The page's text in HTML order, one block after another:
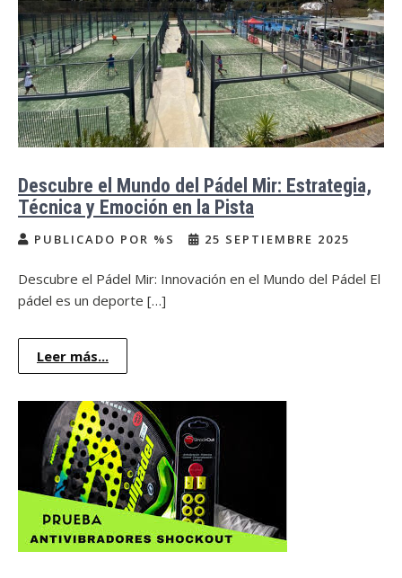
Descubre el Mundo del Pádel Mir: Estrategia,
Técnica y Emoción en la Pista
PUBLICADO POR %S 25 SEPTIEMBRE 2025
Descubre el Pádel Mir: Innovación en el Mundo del Pádel El
pádel es un deporte […]
Leer más...